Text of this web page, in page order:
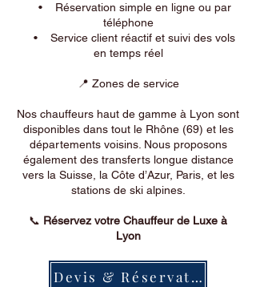
• Réservation simple en ligne ou par
téléphone
• Service client réactif et suivi des vols
en temps réel
📍 Zones de service
Nos chauffeurs haut de gamme à Lyon sont
disponibles dans tout le Rhône (69) et les
départements voisins. Nous proposons
également des transferts longue distance
vers la Suisse, la Côte d’Azur, Paris, et les
stations de ski alpines.
📞 Réservez votre Chauffeur de Luxe à
Lyon
Devis & Réservation